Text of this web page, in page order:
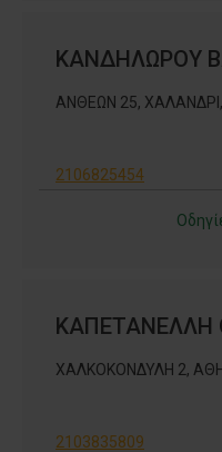
ΚΑΝΔΗΛΩΡΟΥ
ΑΝΘΕΩΝ 25,
2106825454
ΚΑΠΕΤΑΝΕΛΛΗ
ΧΑΛΚΟΚΟΝΔΥΛΗ 2,
2103835809